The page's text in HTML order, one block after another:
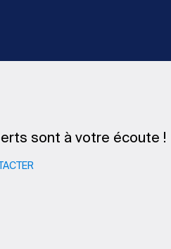
sont à votre écoute !